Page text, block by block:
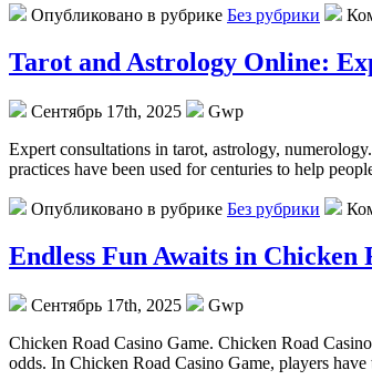
Опубликовано в рубрике Без рубрики
Tarot and Astrology Online:
Сентябрь 17th, 2025
Gwp
Expert consultations in tarot, astrology,
practices have been used for centuries to help
Опубликовано в рубрике Без рубрики
Endless Fun Awaits in Chicken
Сентябрь 17th, 2025
Gwp
Chicken Road Casino Game. Chicken Road
odds. In Chicken Road Casino Game, players